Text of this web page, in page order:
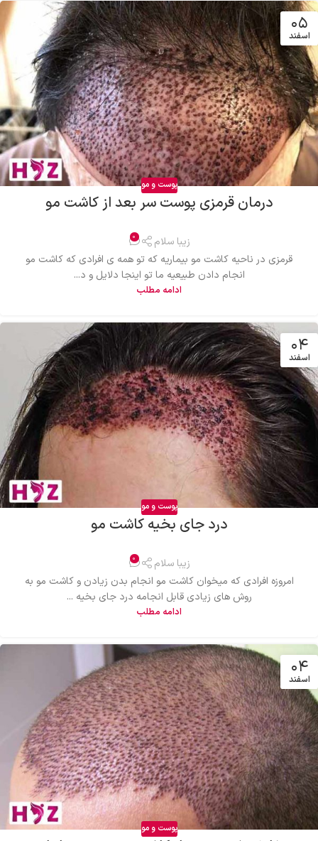
۰۵
اسفند
پوست و مو
درمان قرمزی پوست سر بعد از کاشت مو
زیبا سلام 0
قرمزی در ناحیه کاشت مو بیماریه که تو همه ی افرادی که کاشت مو
انجام دادن طبیعیه ما تو اینجا دلایل و د...
ادامه مطلب
۰۴
اسفند
پوست و مو
درد جای بخیه کاشت مو
زیبا سلام 0
امروزه افرادی که میخوان کاشت مو انجام بدن زیادن و کاشت مو به
روش های زیادی قابل انجامه درد جای بخیه ...
ادامه مطلب
۰۴
اسفند
پوست و مو